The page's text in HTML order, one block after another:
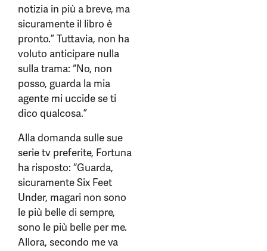
notizia in più a breve, ma
sicuramente il libro è
pronto.” Tuttavia, non ha
voluto anticipare nulla
sulla trama: “No, non
posso, guarda la mia
agente mi uccide se ti
dico qualcosa.”
Alla domanda sulle sue
serie tv preferite, Fortuna
ha risposto: “Guarda,
sicuramente Six Feet
Under, magari non sono
le più belle di sempre,
sono le più belle per me.
Allora, secondo me va